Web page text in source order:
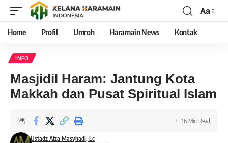
Aa
Home Profil Umroh Haramain News Kontak
INFO
Masjidil Haram: Jantung Kota
Makkah dan Pusat Spiritual Islam
Ustadz Afza Masyhadi, Lc
16 Min Read